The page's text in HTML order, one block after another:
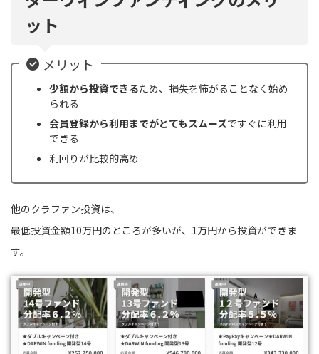
ット
メリット
少額から投資できるため、損失を怖がることなく始め
られる
会員登録から利用までがとてもスムーズですぐに利用
できる
利回りが比較的高め
他のクラファン投資は、
最低投資金額10万円のところが多いが、1万円から投資ができま
す。